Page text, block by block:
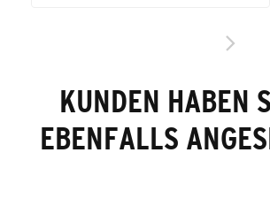
KUNDEN HABEN
EBENFALLS